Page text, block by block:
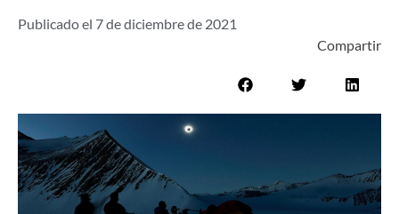
Publicado el 7 de diciembre de 2021
Compartir